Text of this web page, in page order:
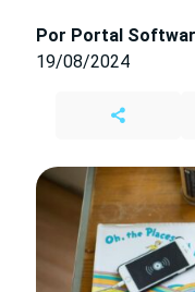
Por Portal
19/08/2024